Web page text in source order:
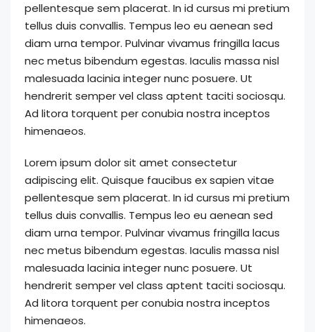
pellentesque sem placerat. In id cursus mi pretium
tellus duis convallis. Tempus leo eu aenean sed
diam urna tempor. Pulvinar vivamus fringilla lacus
nec metus bibendum egestas. Iaculis massa nisl
malesuada lacinia integer nunc posuere. Ut
hendrerit semper vel class aptent taciti sociosqu.
Ad litora torquent per conubia nostra inceptos
himenaeos.
Lorem ipsum dolor sit amet consectetur
adipiscing elit. Quisque faucibus ex sapien vitae
pellentesque sem placerat. In id cursus mi pretium
tellus duis convallis. Tempus leo eu aenean sed
diam urna tempor. Pulvinar vivamus fringilla lacus
nec metus bibendum egestas. Iaculis massa nisl
malesuada lacinia integer nunc posuere. Ut
hendrerit semper vel class aptent taciti sociosqu.
Ad litora torquent per conubia nostra inceptos
himenaeos.